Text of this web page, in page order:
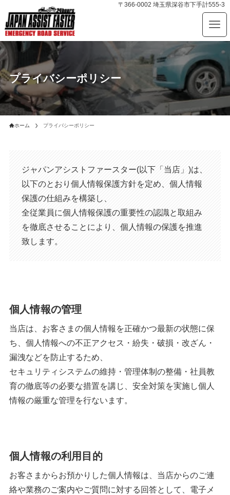
〒366-0002 埼玉県深谷市下手計555-3
プライバシーポリシー
ホーム プライバシーポリシー
ジャパンアシストファースター(以下「当店」)は、
以下のとおり個人情報保護方針を定め、個人情報
保護の仕組みを構築し、
全従業員に個人情報保護の重要性の認識と取組み
を徹底させることにより、個人情報の保護を推進
致します。
個人情報の管理
当店は、お客さまの個人情報を正確かつ最新の状態に保
ち、個人情報への不正アクセス・紛失・破損・改ざん・
漏洩などを防止するため、
セキュリティシステムの維持・管理体制の整備・社員教
育の徹底等の必要な措置を講じ、安全対策を実施し個人
情報の厳重な管理を行ないます。
個人情報の利用目的
お客さまからお預かりした個人情報は、当店からのご連
絡や業務のご案内やご質問に対する回答として、電子メ